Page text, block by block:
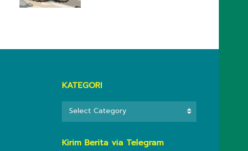
KATEGORI
KATEGORI
Select Category
Kirim Berita via Telegram